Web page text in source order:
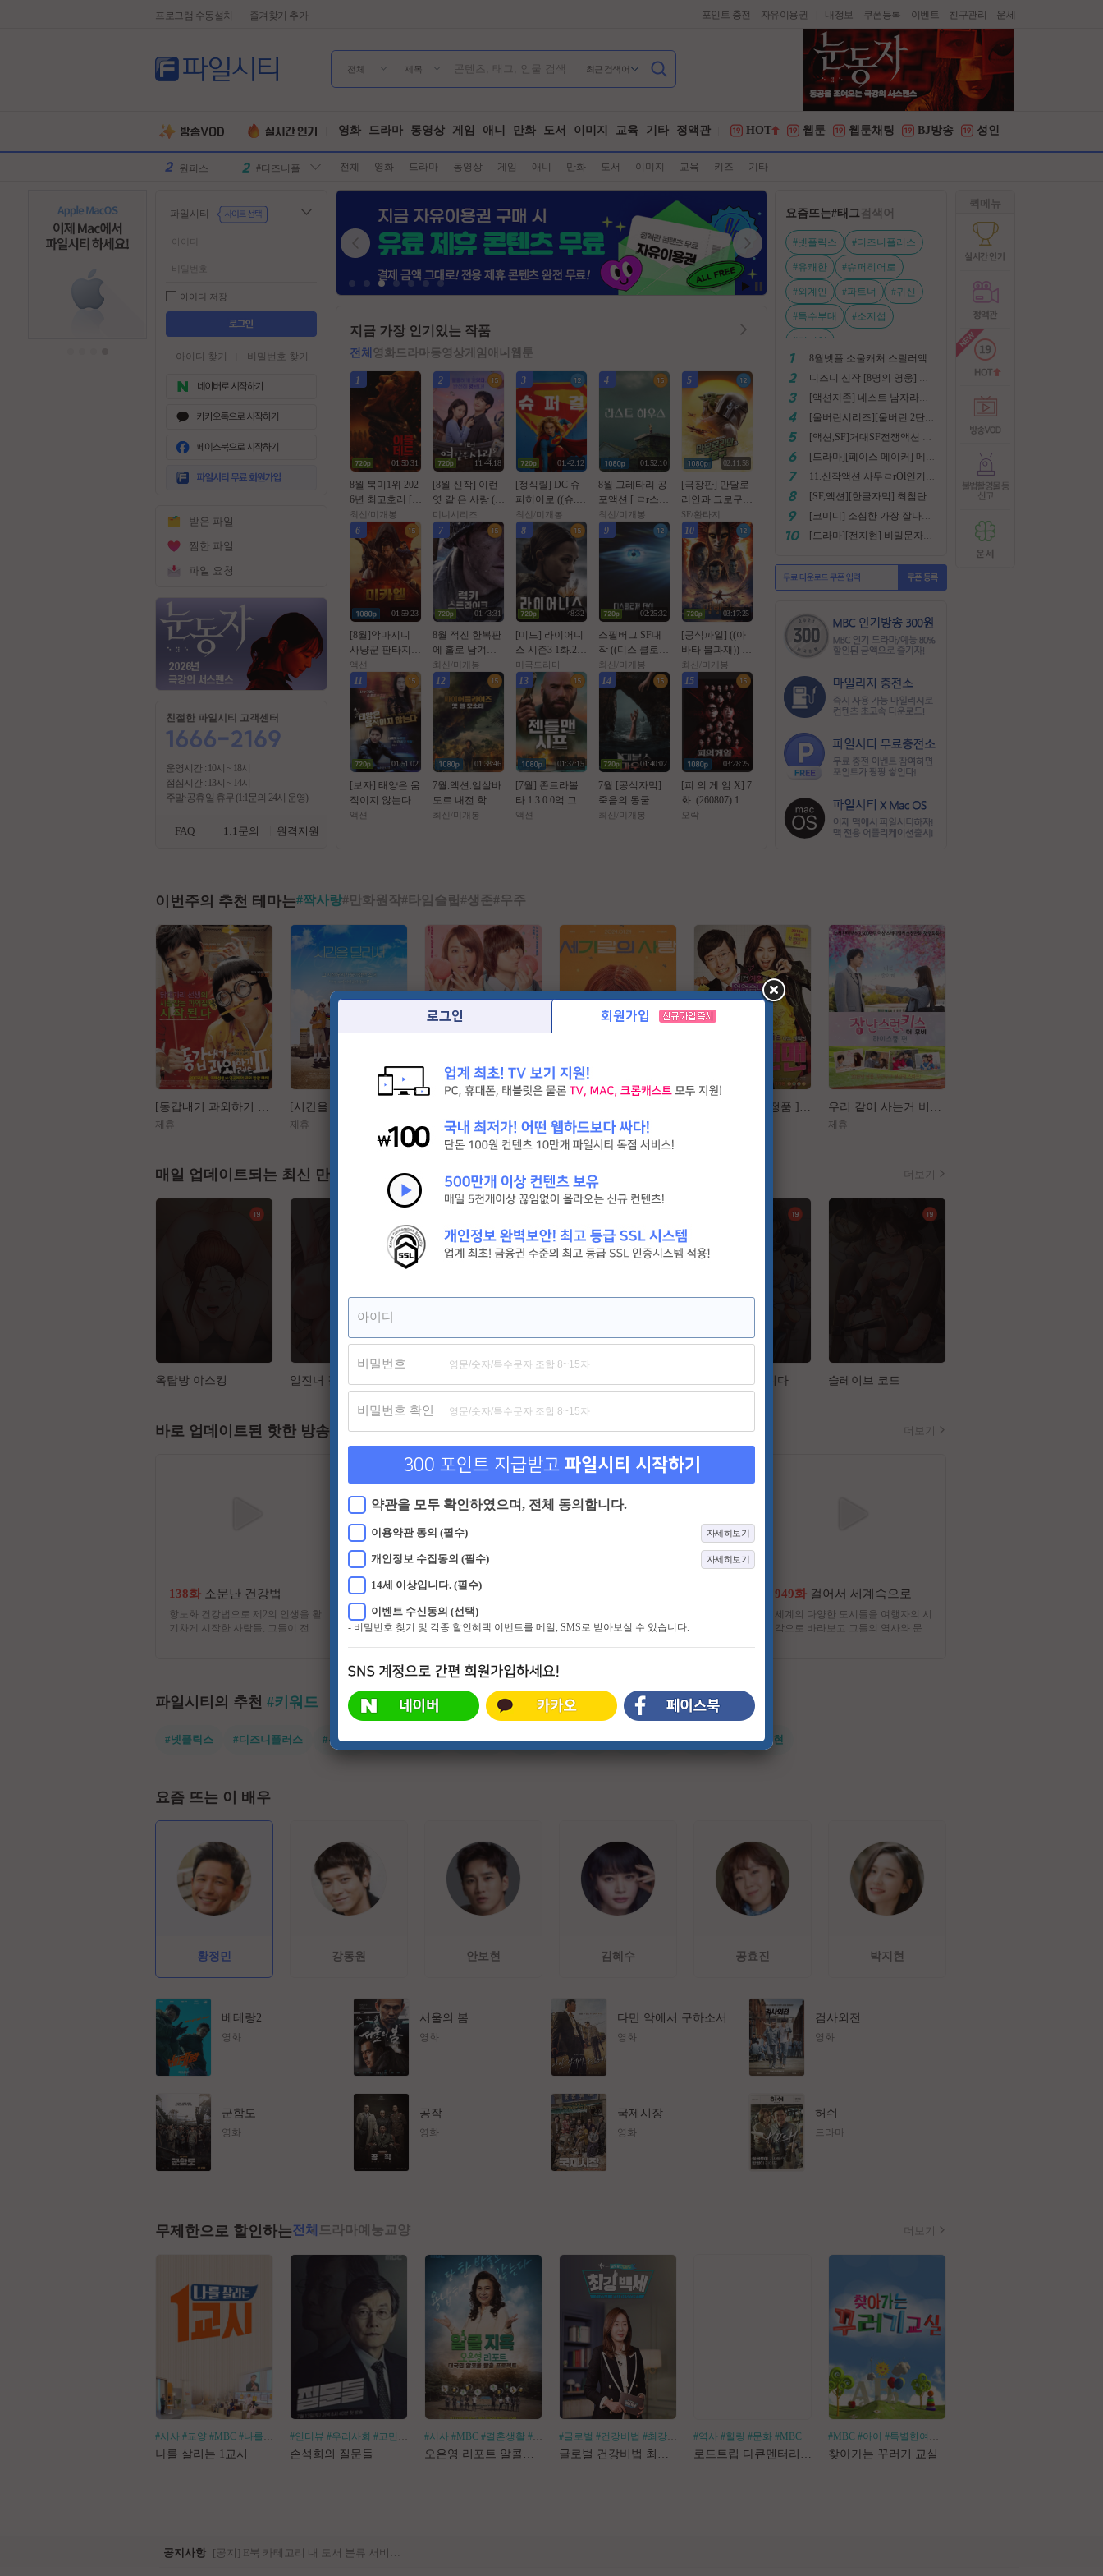
프로그램 수동설치 즐겨찾기 추가 포인트 충전 자유이용권 내정보 쿠폰등록 이벤트 친구관리 운세
퀵메뉴
전체 제목 최근 검색어
영화 드라마 동영상 게임 애니 만화 도서 이미지 교육 기타 정액관 HOT 웹툰 웹툰채팅 BJ방송 성인
러스
스파이더맨 #유쾌한
로
만달로리안 #외계인
동궁
다를입는다
디스클로저
데이
#소지섭
유부녀킬러 #전지현
군체 #넷플릭스
전체 영화 드라마 동영상 게임 애니 만화 도서 이미지 교육 키즈 기타
파일시티
아이디 저장
아이디 찾기 비밀번호 찾기
가
입
받은 파일
찜한 파일
파일 요청
친절한 파일시티 고객센터
운영시간 : 10시 ~ 18시
점심시간 : 13시 ~ 14시
주말·공휴일 휴무 (1:1문의 24시 운영)
FAQ 1:1문의 원격지원
지금 가장 인기있는 작품
전체 영화드라마동영상게임 애니 웹툰
1
01:50:31
8월 북미1위 202
6년 최고호러 [ O
l블ㄷㅓl드번 ] 10
80p 5.1 완벽자막
최신/미개봉
2
11:44:18
[8월 신작] 이런
엿 같 은 사랑 (01
화 - 12화) 완결
[정 해인,하영] 1
080p
미니시리즈
3
01:42:12
[정식릴] DC 슈
퍼히어로 ((슈.
퍼.걸)) 1080p 5.1
공식자막
최신/미개봉
4
01:52:10
8월 그레타리 공
포액션 [ ㄹr스트
ㅎr우스 ] 1080p
5.1 공식자막
최신/미개봉
5
02:11:58
[극장판] 만달로
리안과 그로구. 2
026 (스타워즈, 1
2번째 장편 실사
영화)
SF/환타지
6
01:59:23
[8월]악마지니
사냥꾼 판타지액
션[ 미카엘 두 차
원의 헌터 ]완벽
자막
액션
7
01:43:31
8월 적진 한복판
에 홀로 남겨진
미군 병사 [ 럭키
스트라Ol크 ] 108
0p 5.1 완벽자막
최신/미개봉
8
48:32
[미드] 라이어니
스 시즌3 1화.202
6.1080p.한글자
막
미국드라마
9
02:25:32
스필버그 SF대
작 ((디스 클로저
데이)) 1080p 완
벽자막
최신/미개봉
10
03:17:25
[공식파일] ((아
바타 불과재)) 10
80p 5.1 공식자막
최신/미개봉
11
01:51:02
[보자] 태양은 움
직이지 않는다 1
1월
액션
12
01:38:46
7월.액션.엘살바
도르 내전.학살
사건[모조테의
최신/미개봉
13
01:37:15
[7월] 존트라볼
타 1.3.0.0억 그림
을 훔쳐라 [ 젠틀
액션
14
01:40:02
7월 [공식자막]
죽음의 동굴 목
숨 건 생존[ 데블
최신/미개봉
15
03:28:25
[피 의 게 임 X] 7
화. (260807) 10
부작 예정
오락
요즘뜨는#태그검색어
#넷플릭스 #디즈니플러스
#유쾌한 #슈퍼히어로
#외계인 #파트너 #귀신
#특수부대 #소지섭
#전지현
[울버린시리즈][울버린 2탄] 더 울버린 확장판 완벽자막
[SF,액션][한글자막] 최첨단 미래특수부대 초대박 안봄후회함~ 진짜잼있어요 스샷 꼭보세요 1080
이번주의 추천 테마는#짝사랑#만화원작#타임슬립 #생존#우주
제휴 제휴 제휴 제휴 제휴
매일 업데이트되는 최신 만화 더보기
옥탑방 야스킹 일진녀 길들이기 성과보고 드립니다 슬레이브 코드
바로 업데이트된 핫한 방송 더보기
138화 소문난 건강법
항노화 건강법으로 제2의 인생을 활
기차게 시작한 사람들, 그들이 전하
179화더 위대한 유산
젊음을 찾고 건강 유지를 위해 그들
이 찾은 최고의 건강법! 더 위대한 유
프로젝트 프로그램
라! 잠들어 있던 추리력을 깨워, 현시
949화 걸어서 세계속으로
세계의 다양한 도시들을 여행자의 시
각으로 바라보고 그들의 역사와 문
파일시티의 추천 #키워드
#넷플릭스 #디즈니플러스 #유쾌한 #슈퍼히어로 #외계인 #파트너 #귀신 #특수부대 #소지섭 #전지현
요즘 뜨는 이 배우
황정민 강동원 안보현 김혜수 공효진 박지현
베테랑2
영화
서울의 봄
영화
다만 악에서 구하소서
영화
검사외전
영화
군함도
영화
공작
영화
국제시장
영화
허쉬
드라마
무제한으로 할인하는전체 드라마예능 교양 더보기
#시사 #교양 #MBC #나를살리는
나를 살리는 1교시
#인터뷰 #우리사회 #고민거리 #분야별
손석희의 질문들
#시사 #MBC #결혼생활 #알코올중독 #글로벌 #건강비법 #최강백세 #김경화
#역사 #힐링 #문화 #MBC #MBC #아이 #특별한여행
찾아가는 꾸러기 교실
공지사항
[공지] 사이트 내 장기 콘텐츠 정리 작업 진행
로그인 회원가입
아이디
비밀번호
비밀번호 확인
300 포인트 지급받고 파일시티 시작하기
약관을 모두 확인하였으며, 전체 동의합니다.
이용약관 동의 (필수) 자세히보기
개인정보 수집동의 (필수) 자세히보기
14세 이상입니다. (필수)
이벤트 수신동의 (선택)
- 비밀번호 찾기 및 각종 할인혜택 이벤트를 메일, SMS로 받아보실 수 있습니다.